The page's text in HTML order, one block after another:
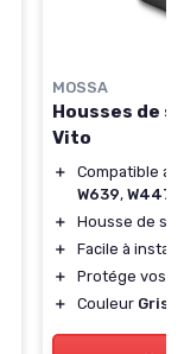
MOSSA
Housses de
Vito
＋
Compatible
W639, W447
＋
Housse de
＋
Facile à
＋
Protége vos
＋
Couleur Gris